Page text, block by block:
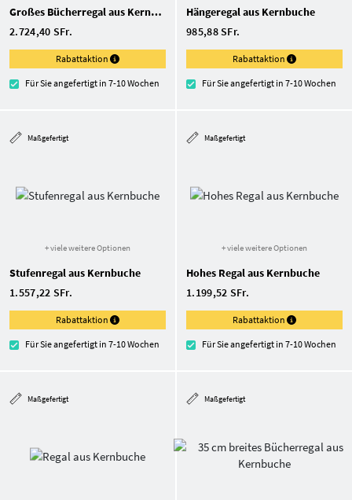
Großes Bücherregal aus Kernbuche
2.724,40 SFr.
Rabattaktion
Für Sie angefertigt in 7-10 Wochen
Hängeregal aus Kernbuche
985,88 SFr.
Rabattaktion
Für Sie angefertigt in 7-10 Wochen
Maßgefertigt
+ viele weitere Optionen
Stufenregal aus Kernbuche
1.557,22 SFr.
Rabattaktion
Für Sie angefertigt in 7-10 Wochen
Maßgefertigt
+ viele weitere Optionen
Hohes Regal aus Kernbuche
1.199,52 SFr.
Rabattaktion
Für Sie angefertigt in 7-10 Wochen
Maßgefertigt Maßgefertigt